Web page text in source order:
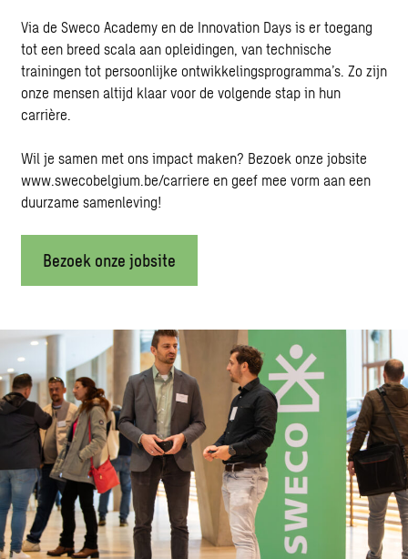
Via de Sweco Academy en de Innovation Days is er toegang
tot een breed scala aan opleidingen, van technische
trainingen tot persoonlijke ontwikkelingsprogramma’s. Zo zijn
onze mensen altijd klaar voor de volgende stap in hun
carrière.
Wil je samen met ons impact maken? Bezoek onze jobsite
www.swecobelgium.be/carriere en geef mee vorm aan een
duurzame samenleving!
Bezoek onze jobsite